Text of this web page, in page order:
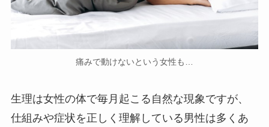
痛みで動けないという女性も…
生理は女性の体で毎月起こる自然な現象ですが、
仕組みや症状を正しく理解している男性は多くあ